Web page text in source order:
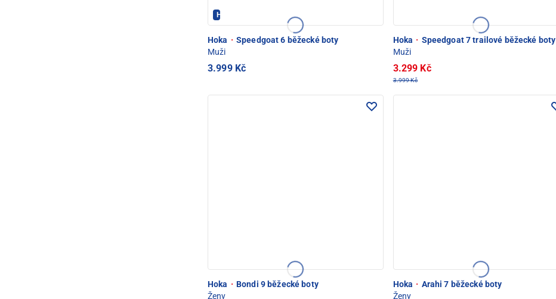
Hoka - PEC POD SNĚŽKOU
Hoka · Speedgoat 6 běžecké boty
Muži
3.999 Kč
Hoka · Speedgoat 7 trailové běžecké boty
Muži
3.299 Kč
3.999 Kč
Hoka · Bondi 9 běžecké boty
Ženy
Hoka · Arahi 7 běžecké boty
Ženy